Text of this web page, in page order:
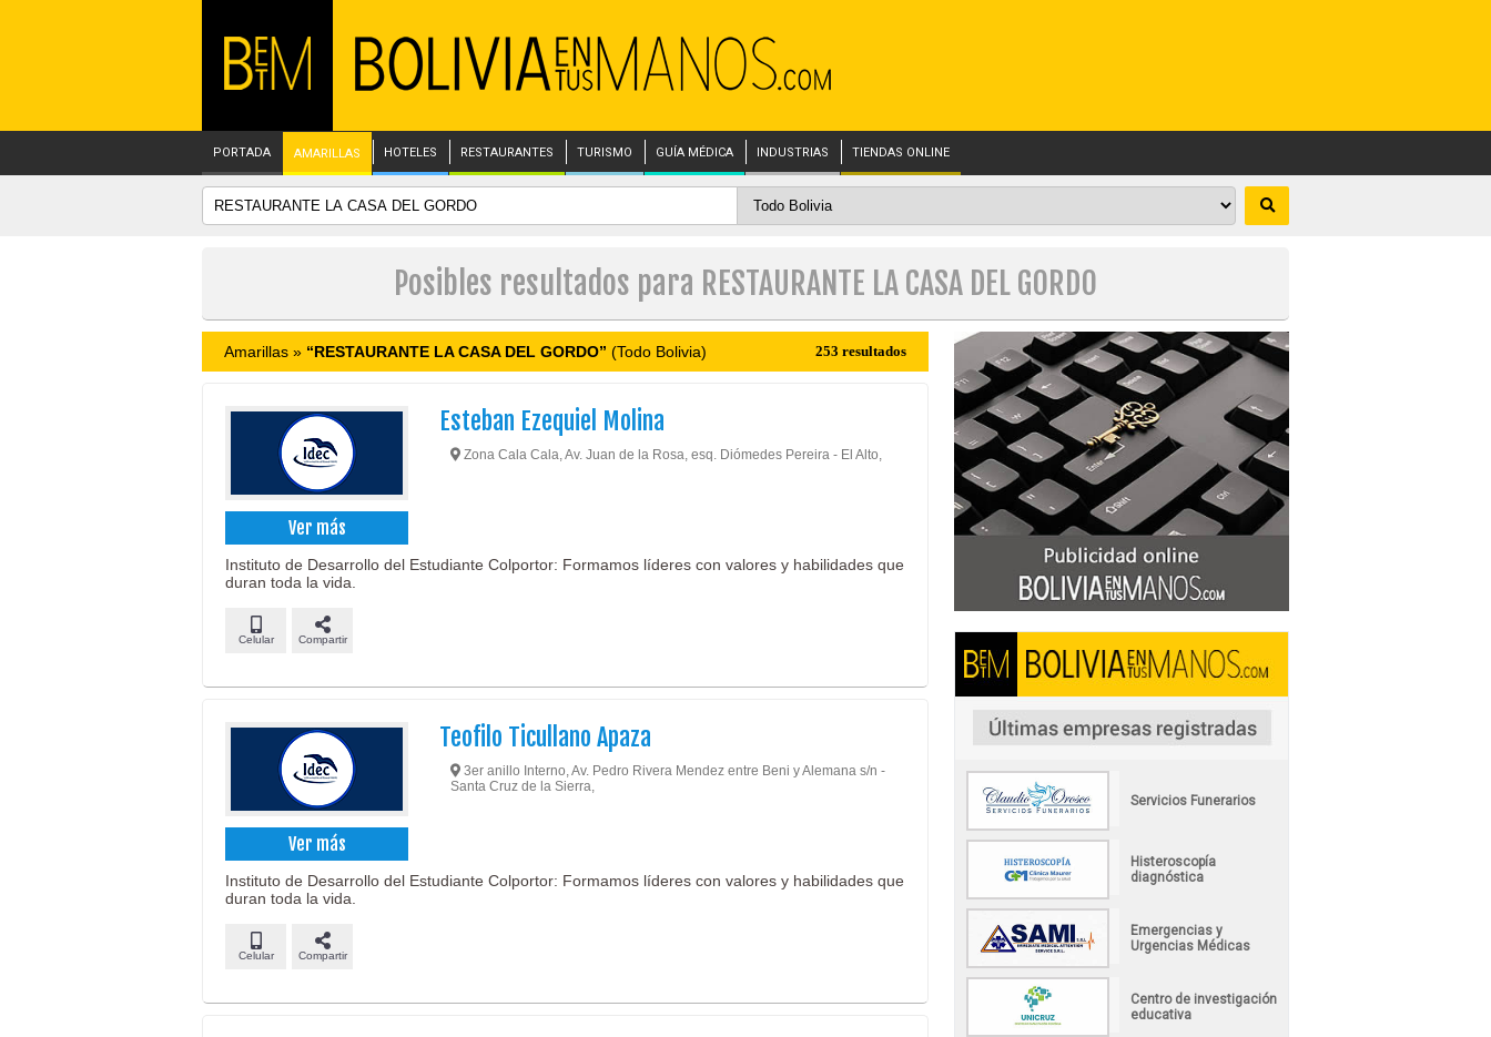
PORTADA AMARILLAS HOTELES RESTAURANTES TURISMO GUÍA MÉDICA INDUSTRIAS TIENDAS ONLINE
Posibles resultados para RESTAURANTE LA CASA DEL GORDO
Amarillas » “RESTAURANTE LA CASA DEL GORDO” (Todo Bolivia) 253 resultados
Ver más
Esteban Ezequiel Molina
Zona Cala Cala, Av. Juan de la Rosa, esq. Diómedes Pereira - El Alto,
Instituto de Desarrollo del Estudiante Colportor: Formamos líderes con valores y habilidades que
duran toda la vida.
Celular Compartir
Ver más
Teofilo Ticullano Apaza
3er anillo Interno, Av. Pedro Rivera Mendez entre Beni y Alemana s/n -
Santa Cruz de la Sierra,
Instituto de Desarrollo del Estudiante Colportor: Formamos líderes con valores y habilidades que
duran toda la vida.
Celular Compartir
Servicios Funerarios
Histeroscopía
diagnóstica
Emergencias y
Urgencias Médicas
Centro de investigación
educativa